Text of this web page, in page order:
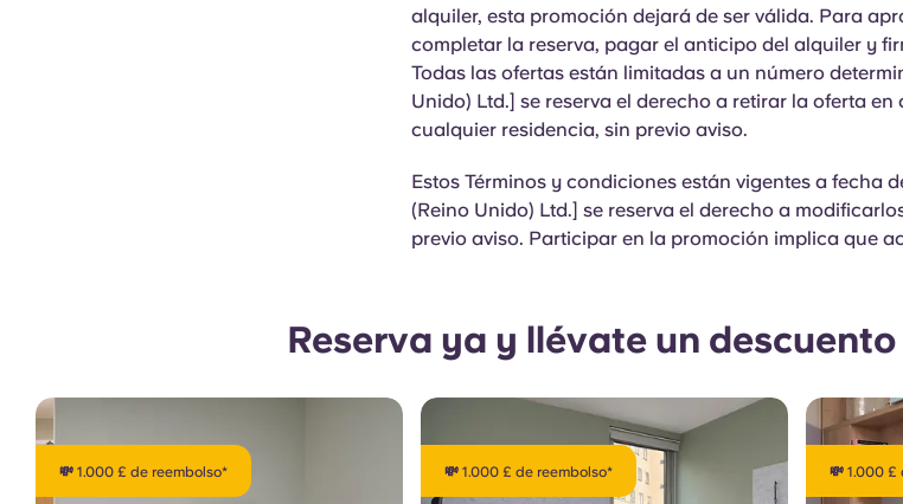
alquiler, esta promoción dejará de ser válida. Para
completar la reserva, pagar el anticipo del alquiler y
Todas las ofertas están limitadas a un número
Unido) Ltd.] se reserva el derecho a retirar la oferta
cualquier residencia, sin previo aviso.
Estos Términos y condiciones están vigentes a fecha
(Reino Unido) Ltd.] se reserva el derecho a
previo aviso. Participar en la promoción implica que
Reserva ya y llévate un
💸 1.000 £ de reembolso* 💸 1.000 £ de reembolso* 💸 1.000 £